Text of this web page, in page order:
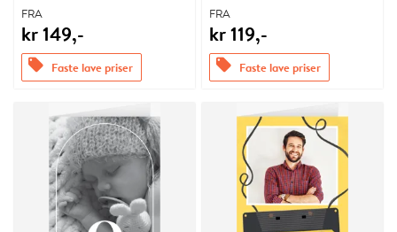
FRA
kr 149,-
offers Faste lave priser
FRA
kr 119,-
offers Faste lave priser